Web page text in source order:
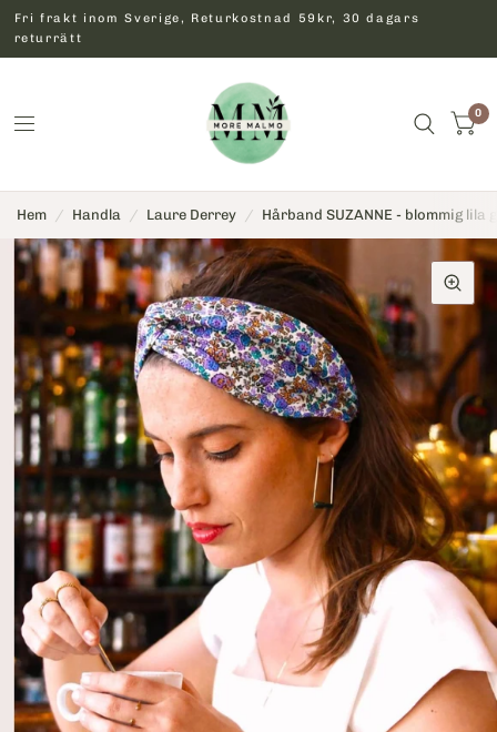
Fri frakt inom Sverige, Returkostnad 59kr, 30 dagars
returrätt
0
Hem / Handla / Laure Derrey / Hårband SUZANNE - blommig lila